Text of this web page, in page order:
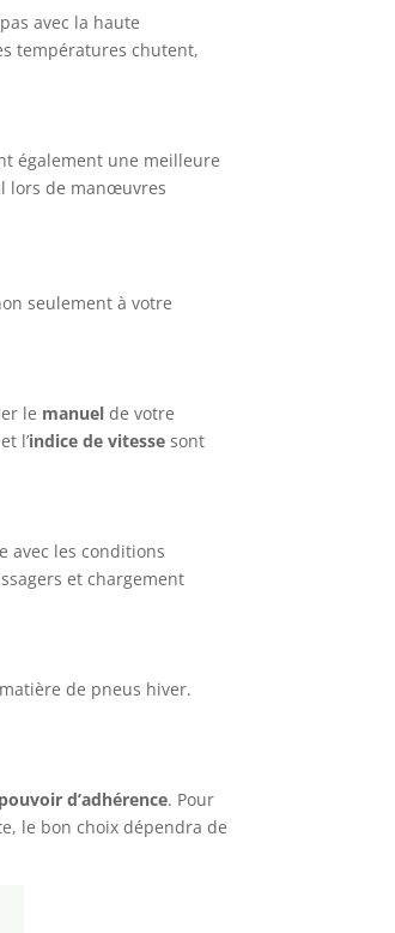
avec la haute
températures chutent,
également une meilleure
lors de manœuvres
seulement à votre
le manuel de votre
et l’indice de vitesse sont
avec les conditions
et chargement
de pneus hiver.
pouvoir d’adhérence. Pour
le bon choix dépendra de